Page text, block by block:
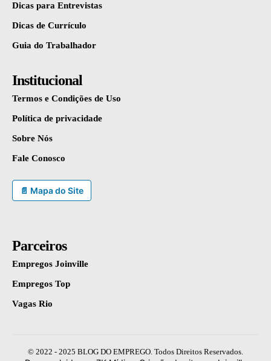
Dicas para Entrevistas
Dicas de Currículo
Guia do Trabalhador
Institucional
Termos e Condições de Uso
Política de privacidade
Sobre Nós
Fale Conosco
📄 Mapa do Site
Parceiros
Empregos Joinville
Empregos Top
Vagas Rio
© 2022 - 2025 BLOG DO EMPREGO. Todos Direitos Reservados.